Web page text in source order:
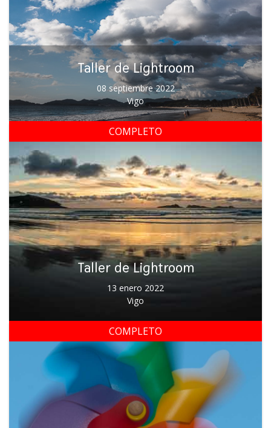
Taller de Lightroom
08 septiembre 2022
Vigo
COMPLETO
Taller de Lightroom
13 enero 2022
Vigo
COMPLETO